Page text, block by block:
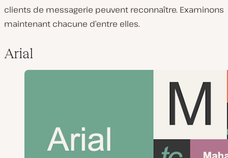
clients de messagerie peuvent reconnaître. Examinons
maintenant chacune d’entre elles.
Arial